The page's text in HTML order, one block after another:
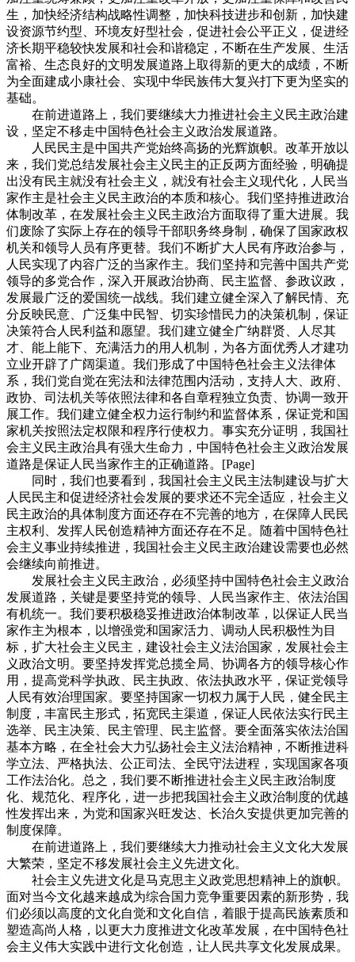
生，加快经济结构战略性调整，加快科技进步和创新，加快建
设资源节约型、环境友好型社会，促进社会公平正义，促进经
济长期平稳较快发展和社会和谐稳定，不断在生产发展、生活
富裕、生态良好的文明发展道路上取得新的更大的成绩，不断
为全面建成小康社会、实现中华民族伟大复兴打下更为坚实的
基础。
在前进道路上，我们要继续大力推进社会主义民主政治建
设，坚定不移走中国特色社会主义政治发展道路。
人民民主是中国共产党始终高扬的光辉旗帜。改革开放以
来，我们党总结发展社会主义民主的正反两方面经验，明确提
出没有民主就没有社会主义，就没有社会主义现代化，人民当
家作主是社会主义民主政治的本质和核心。我们坚持推进政治
体制改革，在发展社会主义民主政治方面取得了重大进展。我
们废除了实际上存在的领导干部职务终身制，确保了国家政权
机关和领导人员有序更替。我们不断扩大人民有序政治参与，
人民实现了内容广泛的当家作主。我们坚持和完善中国共产党
领导的多党合作，深入开展政治协商、民主监督、参政议政，
发展最广泛的爱国统一战线。我们建立健全深入了解民情、充
分反映民意、广泛集中民智、切实珍惜民力的决策机制，保证
决策符合人民利益和愿望。我们建立健全广纳群贤、人尽其
才、能上能下、充满活力的用人机制，为各方面优秀人才建功
立业开辟了广阔渠道。我们形成了中国特色社会主义法律体
系，我们党自觉在宪法和法律范围内活动，支持人大、政府、
政协、司法机关等依照法律和各自章程独立负责、协调一致开
展工作。我们建立健全权力运行制约和监督体系，保证党和国
家机关按照法定权限和程序行使权力。事实充分证明，我国社
会主义民主政治具有强大生命力，中国特色社会主义政治发展
道路是保证人民当家作主的正确道路。[Page]
同时，我们也要看到，我国社会主义民主法制建设与扩大
人民民主和促进经济社会发展的要求还不完全适应，社会主义
民主政治的具体制度方面还存在不完善的地方，在保障人民民
主权利、发挥人民创造精神方面还存在不足。随着中国特色社
会主义事业持续推进，我国社会主义民主政治建设需要也必然
会继续向前推进。
发展社会主义民主政治，必须坚持中国特色社会主义政治
发展道路，关键是要坚持党的领导、人民当家作主、依法治国
有机统一。我们要积极稳妥推进政治体制改革，以保证人民当
家作主为根本，以增强党和国家活力、调动人民积极性为目
标，扩大社会主义民主，建设社会主义法治国家，发展社会主
义政治文明。要坚持发挥党总揽全局、协调各方的领导核心作
用，提高党科学执政、民主执政、依法执政水平，保证党领导
人民有效治理国家。要坚持国家一切权力属于人民，健全民主
制度，丰富民主形式，拓宽民主渠道，保证人民依法实行民主
选举、民主决策、民主管理、民主监督。要全面落实依法治国
基本方略，在全社会大力弘扬社会主义法治精神，不断推进科
学立法、严格执法、公正司法、全民守法进程，实现国家各项
工作法治化。总之，我们要不断推进社会主义民主政治制度
化、规范化、程序化，进一步把我国社会主义政治制度的优越
性发挥出来，为党和国家兴旺发达、长治久安提供更加完善的
制度保障。
在前进道路上，我们要继续大力推动社会主义文化大发展
大繁荣，坚定不移发展社会主义先进文化。
社会主义先进文化是马克思主义政党思想精神上的旗帜。
面对当今文化越来越成为综合国力竞争重要因素的新形势，我
们必须以高度的文化自觉和文化自信，着眼于提高民族素质和
塑造高尚人格，以更大力度推进文化改革发展，在中国特色社
会主义伟大实践中进行文化创造，让人民共享文化发展成果。